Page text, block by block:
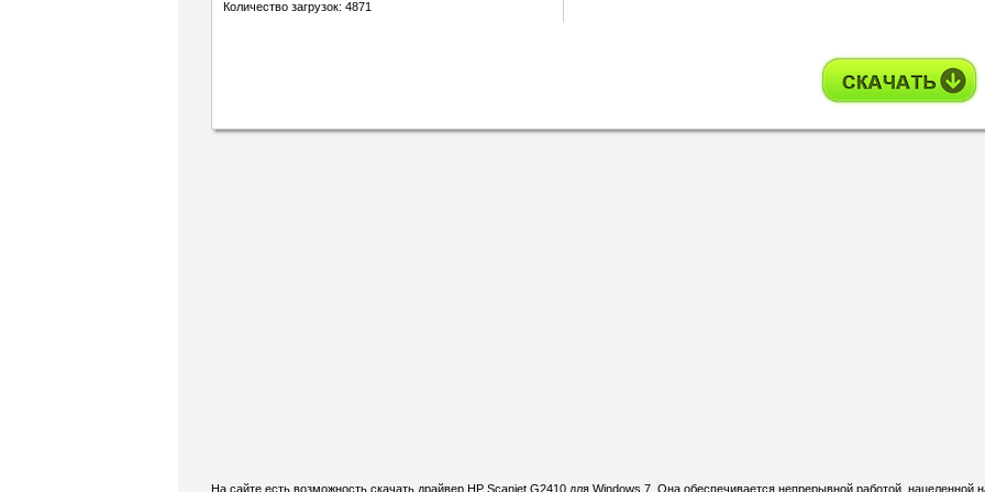
Количество загрузок: 4871
На сайте есть возможность скачать драйвер HP Scanjet G2410 для Windows 7. Она обеспечивается непрерывной работой, нацеленной